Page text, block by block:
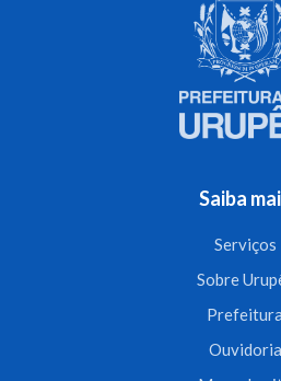
Saiba
Serviços
Sobre
Prefeitura
Ouvidoria